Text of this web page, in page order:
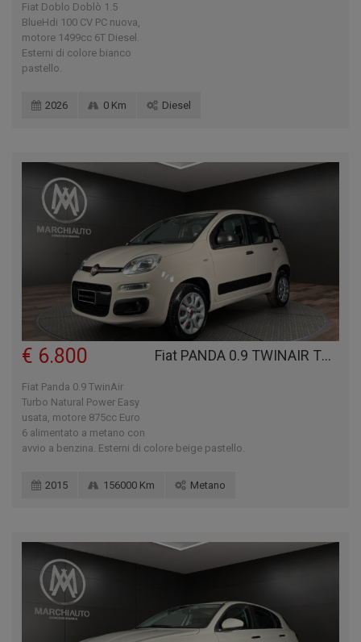
Fiat Doblo Doblò 1.5
BlueHdi 100 CV PC nuova,
motore 1499cc 6T Diesel.
Esterni di colore bianco
pastello.
2026 0 Km Diesel
Fiat PANDA 0.9 TWINAIR TURBO NATURAL POWER EASY
€ 6.800
Fiat Panda 0.9 TwinAir
Turbo Natural Power Easy
usata, motore 875cc Euro
6 alimentato a metano con
avvio a benzina. Esterni di colore beige pastello.
2015 156000 Km Metano